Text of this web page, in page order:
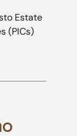
Estate
(PICs)